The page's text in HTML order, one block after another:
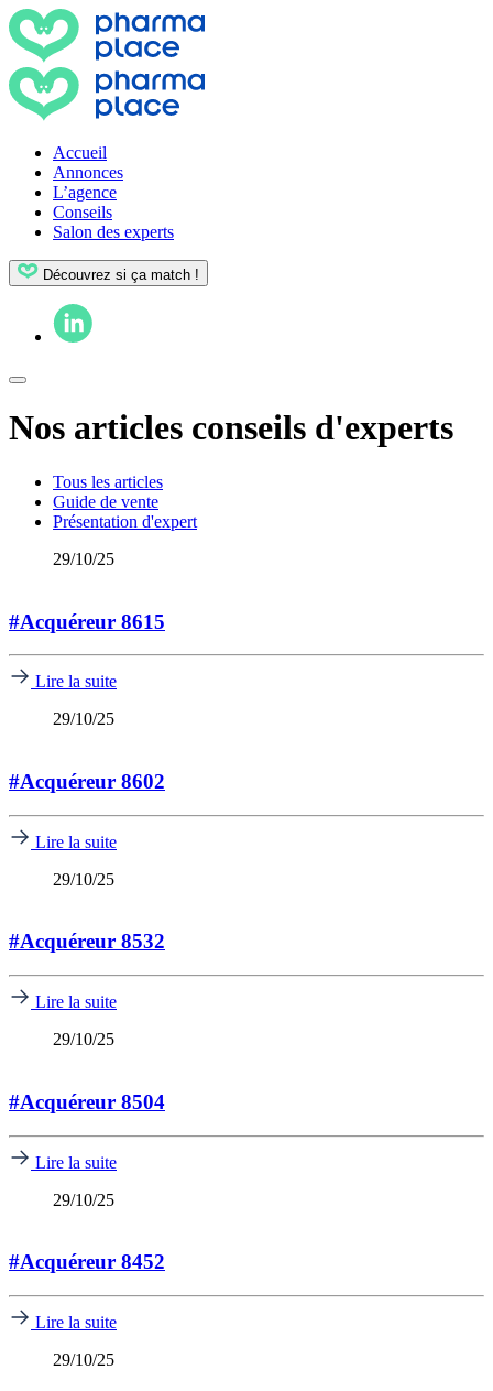
Accueil
Annonces
L’agence
Conseils
Salon des experts
Découvrez si ça match !
Nos articles conseils d'experts
Tous les articles
Guide de vente
Présentation d'expert
29/10/25
#Acquéreur 8615
Lire la suite
29/10/25
#Acquéreur 8602
Lire la suite
29/10/25
#Acquéreur 8532
Lire la suite
29/10/25
#Acquéreur 8504
Lire la suite
29/10/25
#Acquéreur 8452
Lire la suite
29/10/25